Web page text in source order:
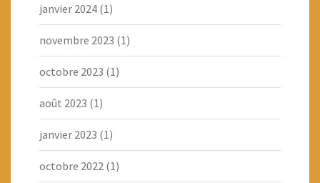
janvier 2024 (1)
novembre 2023 (1)
octobre 2023 (1)
août 2023 (1)
janvier 2023 (1)
octobre 2022 (1)